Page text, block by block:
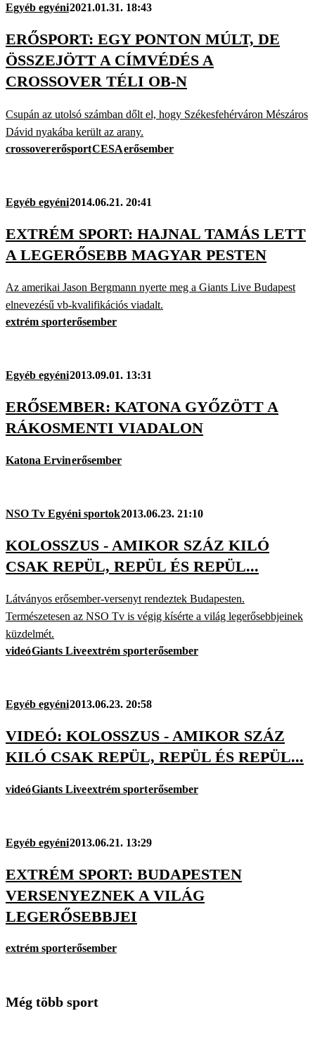
Egyéb egyéni2021.01.31. 18:43
ERŐSPORT: EGY PONTON MÚLT, DE
ÖSSZEJÖTT A CÍMVÉDÉS A
CROSSOVER TÉLI OB-N
Csupán az utolsó számban dőlt el, hogy Székesfehérváron Mészáros
Dávid nyakába került az arany.
crossovererősportCESAerősember
Egyéb egyéni2014.06.21. 20:41
EXTRÉM SPORT: HAJNAL TAMÁS LETT
A LEGERŐSEBB MAGYAR PESTEN
Az amerikai Jason Bergmann nyerte meg a Giants Live Budapest
elnevezésű vb-kvalifikációs viadalt.
extrém sporterősember
Egyéb egyéni2013.09.01. 13:31
ERŐSEMBER: KATONA GYŐZÖTT A
RÁKOSMENTI VIADALON
Katona Ervinerősember
NSO Tv Egyéni sportok2013.06.23. 21:10
KOLOSSZUS - AMIKOR SZÁZ KILÓ
CSAK REPÜL, REPÜL ÉS REPÜL...
Látványos erősember-versenyt rendeztek Budapesten.
Természetesen az NSO Tv is végig kísérte a világ legerősebbjeinek
küzdelmét.
videóGiants Liveextrém sporterősember
Egyéb egyéni2013.06.23. 20:58
VIDEÓ: KOLOSSZUS - AMIKOR SZÁZ
KILÓ CSAK REPÜL, REPÜL ÉS REPÜL...
videóGiants Liveextrém sporterősember
Egyéb egyéni2013.06.21. 13:29
EXTRÉM SPORT: BUDAPESTEN
VERSENYEZNEK A VILÁG
LEGERŐSEBBJEI
extrém sporterősember
Még több sport